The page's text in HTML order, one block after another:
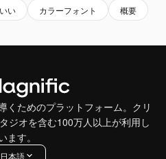
い カラーフォント 概要
くためのプラットフォーム。クリ
ジオを含む100万人以上が利用し
ます。
日本語